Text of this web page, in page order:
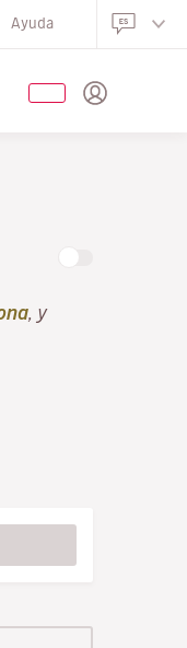
Ayuda
, y